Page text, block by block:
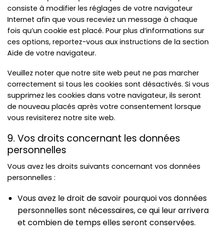
consiste à modifier les réglages de votre navigateur
Internet afin que vous receviez un message à chaque
fois qu’un cookie est placé. Pour plus d’informations sur
ces options, reportez-vous aux instructions de la section
Aide de votre navigateur.
Veuillez noter que notre site web peut ne pas marcher
correctement si tous les cookies sont désactivés. Si vous
supprimez les cookies dans votre navigateur, ils seront
de nouveau placés après votre consentement lorsque
vous revisiterez notre site web.
9. Vos droits concernant les données
personnelles
Vous avez les droits suivants concernant vos données
personnelles :
Vous avez le droit de savoir pourquoi vos données
personnelles sont nécessaires, ce qui leur arrivera
et combien de temps elles seront conservées.